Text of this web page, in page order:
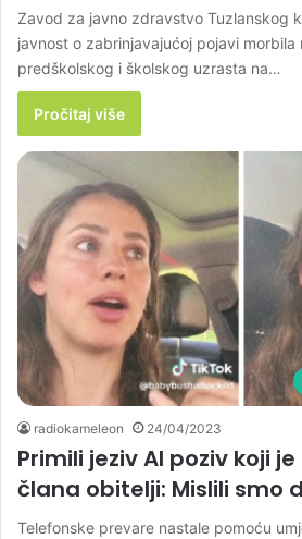
Zavod za javno zdravstvo Tuzlanskog
javnost o zabrinjavajućoj pojavi morbila
predškolskog i školskog uzrasta na…
Pročitaj više
radiokameleon 24/04/2023
Primili jeziv AI poziv koji
člana obitelji: Mislili smo
Telefonske prevare nastale pomoću